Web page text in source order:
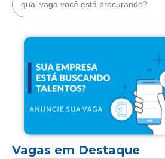
Vagas em Destaque